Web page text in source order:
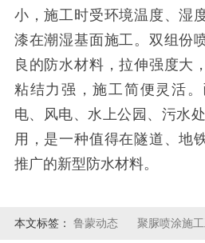
小，施工时受环境温度、湿
漆在潮湿基面施工。双组份
良的防水材料，拉伸强度大
粘结力强，施工简便灵活
电、风电、水上公园、污水
用，是一种值得在隧道、地
推广的新型防水材料。
本文标签： 鲁蒙动态 聚脲喷涂施